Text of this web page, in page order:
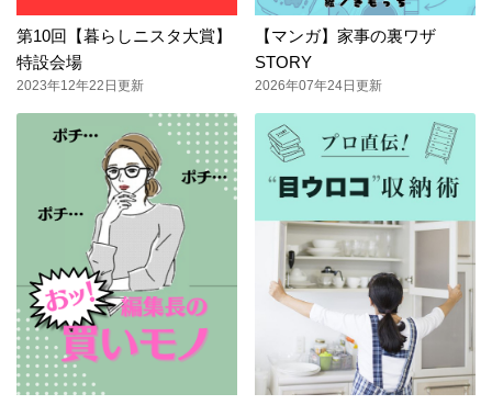
第10回【暮らしニスタ大賞】
特設会場
2023年12年22日更新
【マンガ】家事の裏ワザ
STORY
2026年07年24日更新